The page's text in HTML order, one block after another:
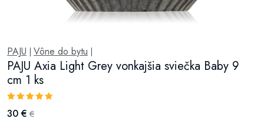
PAJU Vône do bytu
PAJU Axia Light Grey vonkajšia sviečka Baby 9
cm 1 ks
30 € €